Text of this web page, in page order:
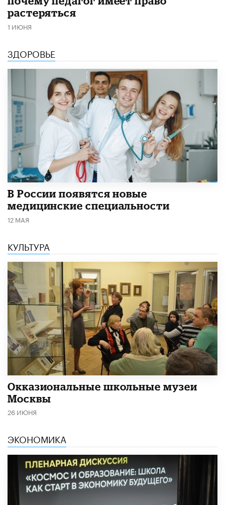
растеряться
1 ИЮНЯ
ЗДОРОВЬЕ
В России появятся новые
медицинские специальности
12 МАЯ
КУЛЬТУРА
​Окказиональные школьные музеи
Москвы
26 ИЮНЯ
ЭКОНОМИКА